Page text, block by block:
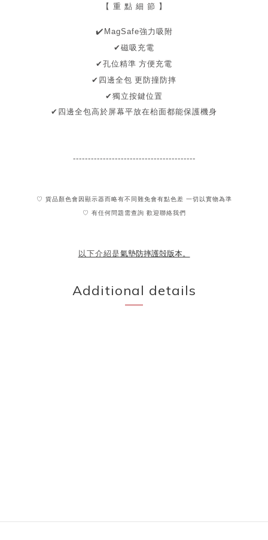
【 重 點 細 節 】
✔ ️MagSafe強力吸附
✔磁吸充電
✔ 孔位精準 方便充電
✔四邊全包 更防撞防摔
✔ 獨立按鍵位置
✔ 四邊全包高於屏幕平放在枱面都能保護機身
-----------------------------------------
♡ 貨品顏色會因顯示器而略有不同難免會有點色差 一切以實物為準
♡ 有任何問題需查詢 歡迎聯絡我們
以下介紹是氣墊防摔護殻版本。
Additional details